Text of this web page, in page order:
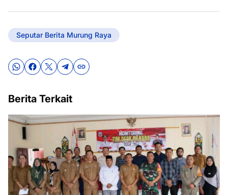
Seputar Berita Murung Raya
Berita Terkait